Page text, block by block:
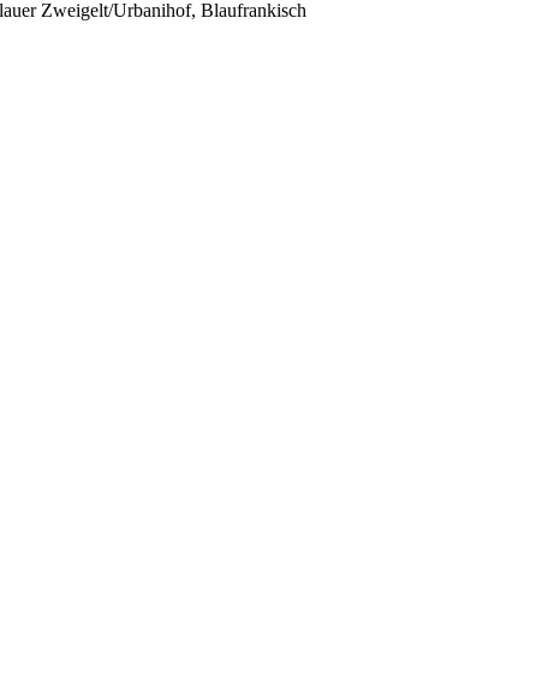
Zweigelt/Urbanihof, Blaufrankisch